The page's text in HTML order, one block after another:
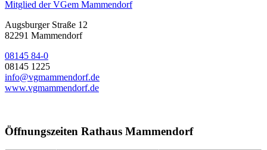
Mitglied der VGem Mammendorf
Augsburger Straße 12
82291 Mammendorf
08145 84-0
08145 1225
info@vgmammendorf.de
www.vgmammendorf.de
Öffnungszeiten Rathaus Mammendorf